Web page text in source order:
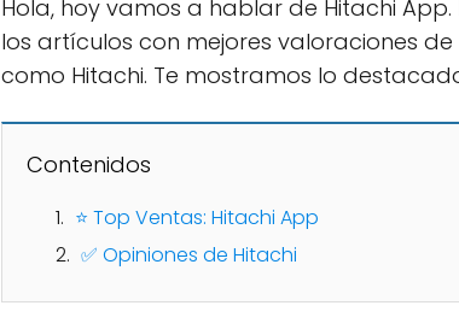
Hola, hoy vamos a hablar de Hitachi
los artículos con mejores valoraciones
como Hitachi. Te mostramos lo
Contenidos
⭐ Top Ventas: Hitachi App
✅ Opiniones de Hitachi